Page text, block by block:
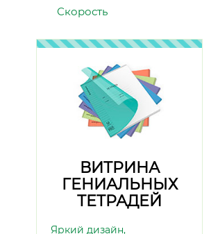
Скорость
ВИТРИНА
ГЕНИАЛЬНЫХ
ТЕТРАДЕЙ
Яркий дизайн,